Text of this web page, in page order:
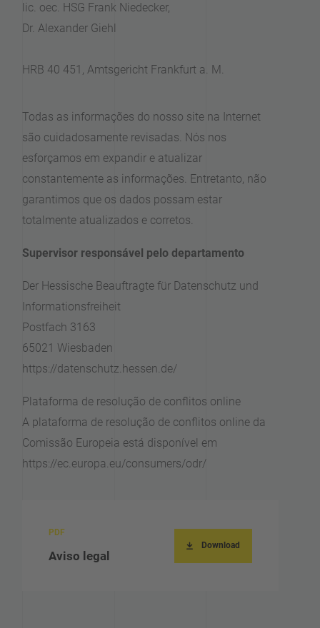
lic. oec. HSG Frank Niedecker,
Dr. Alexander Giehl
HRB 40 451, Amtsgericht Frankfurt a. M.
Todas as informações do nosso site na Internet
são cuidadosamente revisadas. Nós nos
esforçamos em expandir e atualizar
constantemente as informações. Entretanto, não
garantimos que os dados possam estar
totalmente atualizados e corretos.
Supervisor responsável pelo departamento
Der Hessische Beauftragte für Datenschutz und
Informationsfreiheit
Postfach 3163
65021 Wiesbaden
https://datenschutz.hessen.de/
Plataforma de resolução de conflitos online
A plataforma de resolução de conflitos online da
Comissão Europeia está disponível em
https://ec.europa.eu/consumers/odr/
Aviso legal
Download